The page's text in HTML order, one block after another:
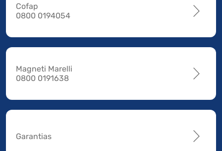
Cofap
0800 0194054
Magneti Marelli
0800 0191638
Garantias